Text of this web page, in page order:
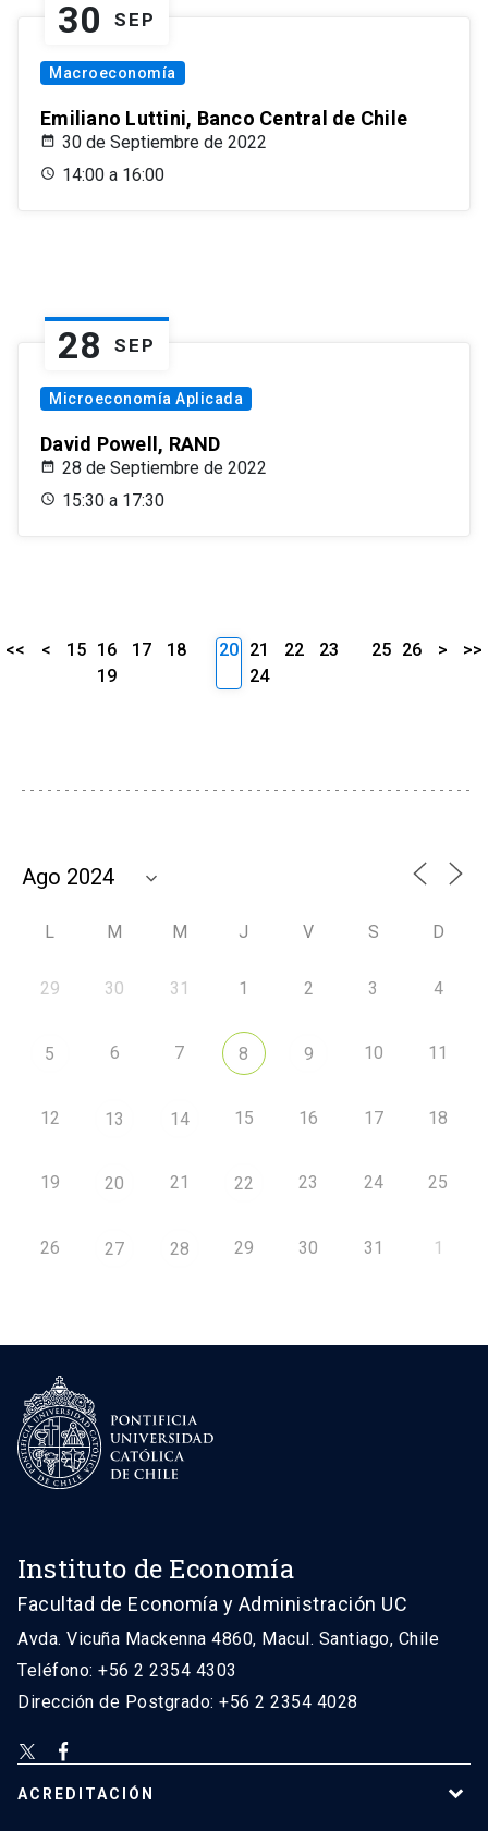
30 SEP
Macroeconomía
Emiliano Luttini, Banco Central de Chile
30 de Septiembre de 2022
14:00 a 16:00
28 SEP
Microeconomía Aplicada
David Powell, RAND
28 de Septiembre de 2022
15:30 a 17:30
<< < 15 16 17
18
19
20 21 22
23
24
25 26 > >>
L M M J V S D
29 30 31 1 2 3 4
5 6 7 8 9 10 11
12 13 14 15 16 17 18
19 20 21 22 23 24 25
26 27 28 29 30 31 1
Instituto de Economía
Facultad de Economía y Administración UC
Avda. Vicuña Mackenna 4860, Macul. Santiago, Chile
Teléfono: +56 2 2354 4303
Dirección de Postgrado: +56 2 2354 4028
ACREDITACIÓN